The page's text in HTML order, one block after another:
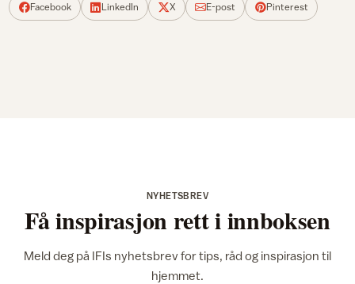
Facebook LinkedIn X E-post Pinterest
NYHETSBREV
Få inspirasjon rett i innboksen
Meld deg på IFIs nyhetsbrev for tips, råd og inspirasjon til
hjemmet.